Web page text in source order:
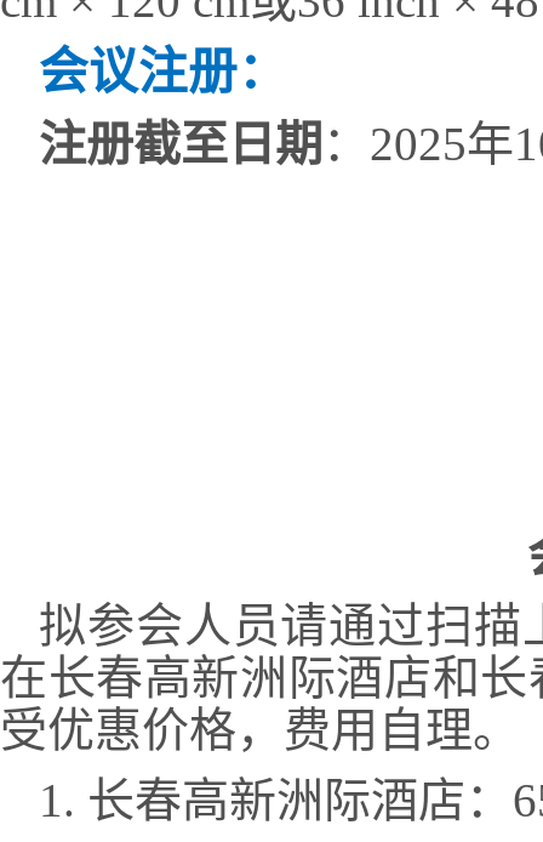
会议注册：
注册截至日期 ： 2025年
拟参会人员请通过扫描
在长春高新洲际酒店和
受优惠价格，费用自理。
1. 长春高新洲际酒店：